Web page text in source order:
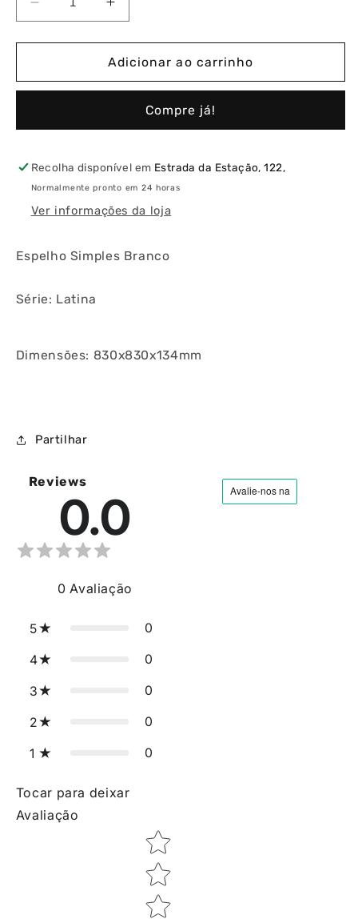
Diminuir
a
quantidade
Espelho
Latina
Aumentar
a
quantidade
de
Espelho
Branco
Latina
Adicionar ao carrinho
Compre já!
Recolha disponível em Estrada da Estação, 122,
Normalmente pronto em 24 horas
Ver informações da loja
Espelho Simples Branco
Série: Latina
Dimensões: 830x830x134mm
Partilhar
Reviews
0.0
0 Avaliação
5 0
4 0
3 0
2 0
1 0
Tocar para deixar
Avaliação
Star rating